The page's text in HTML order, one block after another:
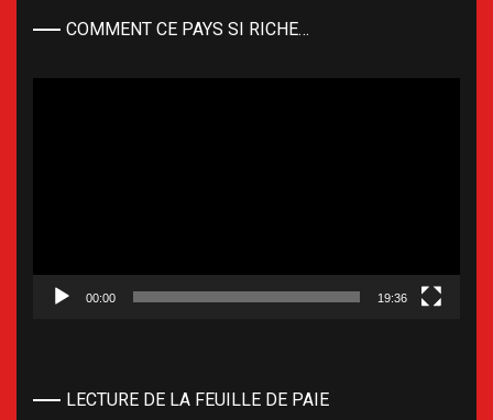
COMMENT CE PAYS SI RICHE…
00:00 19:36
LECTURE DE LA FEUILLE DE PAIE